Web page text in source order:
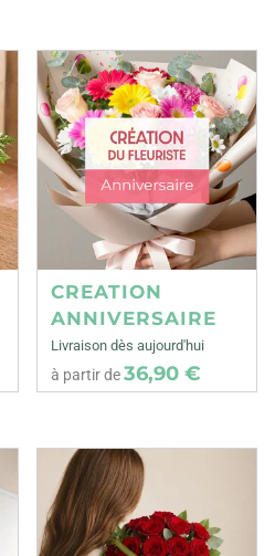
CREATION
ANNIVERSAIRE
Livraison dès aujourd'hui
à partir de36,90 €